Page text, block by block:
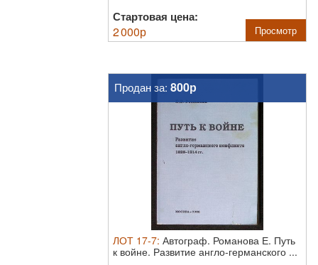
Стартовая цена:
2 000р Просмотр
Продан за: 800р
ЛОТ 17-7: Автограф. Романова Е. Путь
к войне. Развитие англо-германского ...